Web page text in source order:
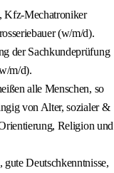
Kfz-Mechatroniker
(w/m/d).
der Sachkundeprüfung
m/d).
alle Menschen, so
von Alter, sozialer &
Religion und
Deutschkenntnisse,